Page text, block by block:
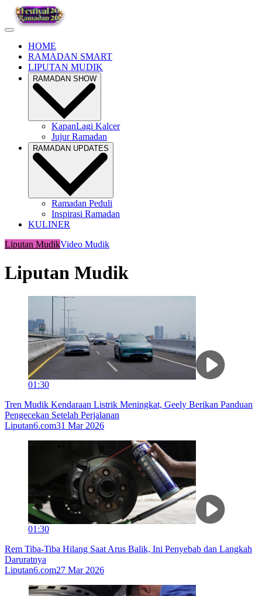
HOME
RAMADAN SMART
LIPUTAN MUDIK
RAMADAN SHOW
KapanLagi Kalcer
Jujur Ramadan
RAMADAN UPDATES
Ramadan Peduli
Inspirasi Ramadan
KULINER
Liputan MudikVideo Mudik
Liputan Mudik
01:30
Tren Mudik Kendaraan Listrik Meningkat, Geely Berikan Panduan
Pengecekan Setelah Perjalanan
Liputan6.com31 Mar 2026
01:30
Rem Tiba-Tiba Hilang Saat Arus Balik, Ini Penyebab dan Langkah
Daruratnya
Liputan6.com27 Mar 2026